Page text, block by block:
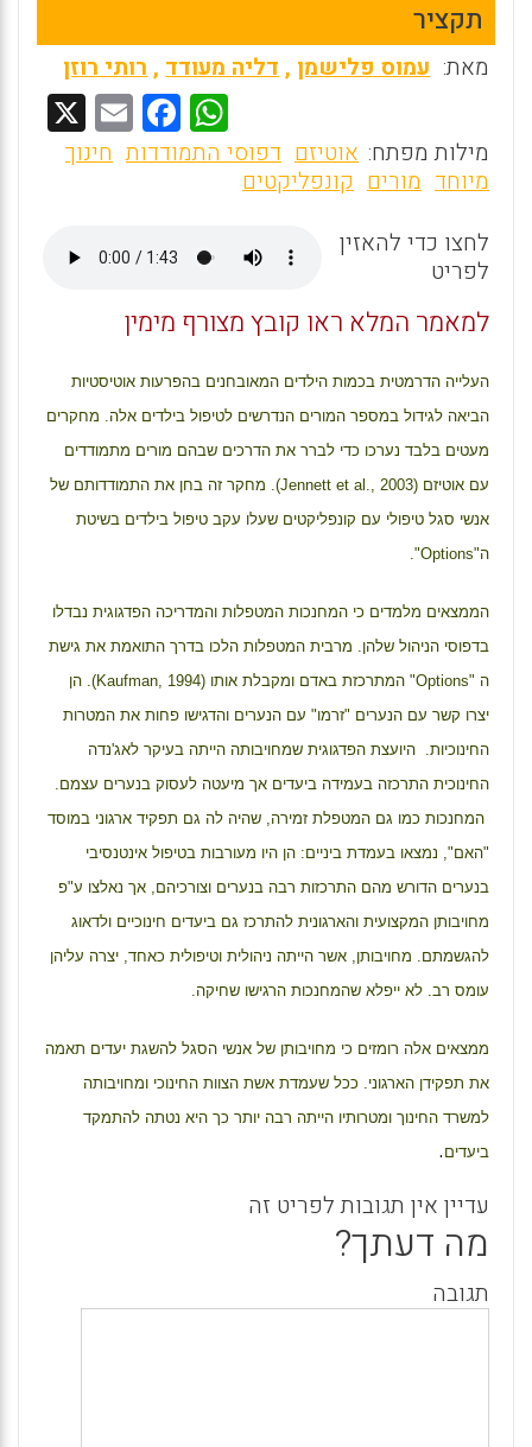
תקציר
מאת: עמוס פלישמן ,דליה מעודד,רותי רוזן
W
h
A
p
p
F
a
o
o
k
E
m מילות מפתח: אוטיזם דפוסי התמודדות חינוך
מיוחד מורים קונפליקטים
לחצו כדי להאזין
לפריט
למאמר המלא ראו קובץ מצורף מימין
העלייה הדרמטית בכמות הילדים המאובחנים בהפרעות אוטיסטיות
הביאה לגידול במספר המורים הנדרשים לטיפול בילדים אלה. מחקרים
מעטים בלבד נערכו כדי לברר את הדרכים שבהם מורים מתמודדים
עם אוטיזם (Jennett et al., 2003). מחקר זה בחן את התמודדותם של
אנשי סגל טיפולי עם קונפליקטים שעלו עקב טיפול בילדים בשיטת
ה"Options
".
הממצאים מלמדים כי המחנכות המטפלות והמדריכה הפדגוגית נבדלו
בדפוסי הניהול שלהן. מרבית המטפלות הלכו בדרך התואמת את גישת
ה "Options" המתרכזת באדם ומקבלת אותו (Kaufman, 1994). הן
יצרו קשר עם הנערים "זרמו" עם הנערים והדגישו פחות את המטרות
החינוכיות. היועצת הפדגוגית שמחויבותה הייתה בעיקר לאג'נדה
החינוכית התרכזה בעמידה ביעדים אך מיעטה לעסוק בנערים עצמם.
המחנכות כמו גם המטפלת זמירה, שהיה לה גם תפקיד ארגוני במוסד
"האם", נמצאו בעמדת ביניים: הן היו מעורבות בטיפול אינטנסיבי
בנערים הדורש מהם התרכזות רבה בנערים וצורכיהם, אך נאלצו ע"פ
מחויבותן המקצועית והארגונית להתרכז גם ביעדים חינוכיים ולדאוג
להגשמתם. מחויבותן, אשר הייתה ניהולית וטיפולית כאחד, יצרה עליהן
עומס רב. לא ייפלא שהמחנכות הרגישו שחיקה.
ממצאים אלה רומזים כי מחויבותן של אנשי הסגל להשגת יעדים תאמה
את תפקידן הארגוני. ככל שעמדת אשת הצוות החינוכי ומחויבותה
למשרד החינוך ומטרותיו הייתה רבה יותר כך היא נטתה להתמקד
ביעדים .
עדיין אין תגובות לפריט זה
מה דעתך?
תגובה